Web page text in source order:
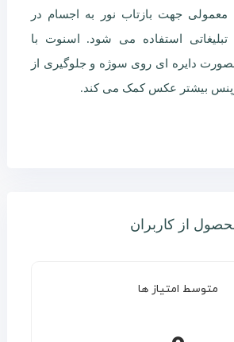
جهت بازتاب نور به اجسام در
استفاده می شود. اسنوت با
دایره ای روی سوژه و جلوگیری از
بیشتر عکس کمک می کند.
از کاربران
متوسط امتیاز ها